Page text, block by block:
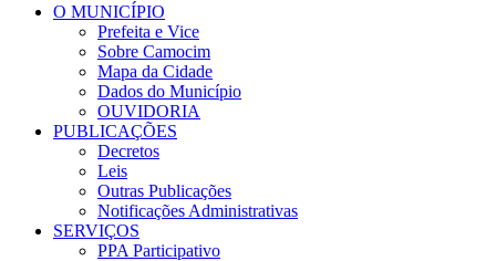
O MUNICÍPIO
Prefeita e Vice
Sobre Camocim
Mapa da Cidade
Dados do Município
OUVIDORIA
PUBLICAÇÕES
Decretos
Leis
Outras Publicações
Notificações Administrativas
SERVIÇOS
PPA Participativo